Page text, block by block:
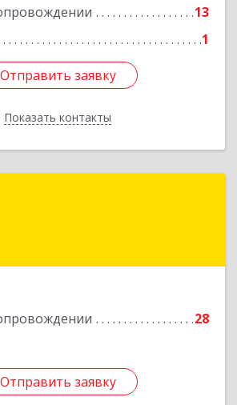
13
1
Отправить заявку
Показать контакты
Подробнее
Отправить заявку
Назад
28
Отправить заявку
обл, Ступино г, Андропова
Отправить заявку